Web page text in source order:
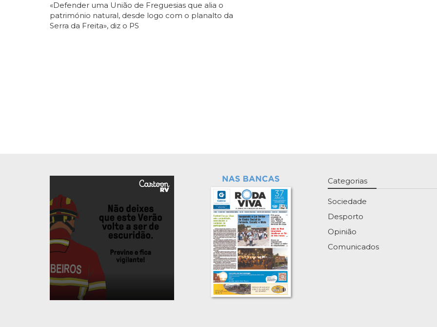
«Defender uma União de Freguesias que alia o
património natural, desde logo com o planalto da
Serra da Freita», diz o PS
Categorias
Sociedade
Desporto
Opinião
Comunicados